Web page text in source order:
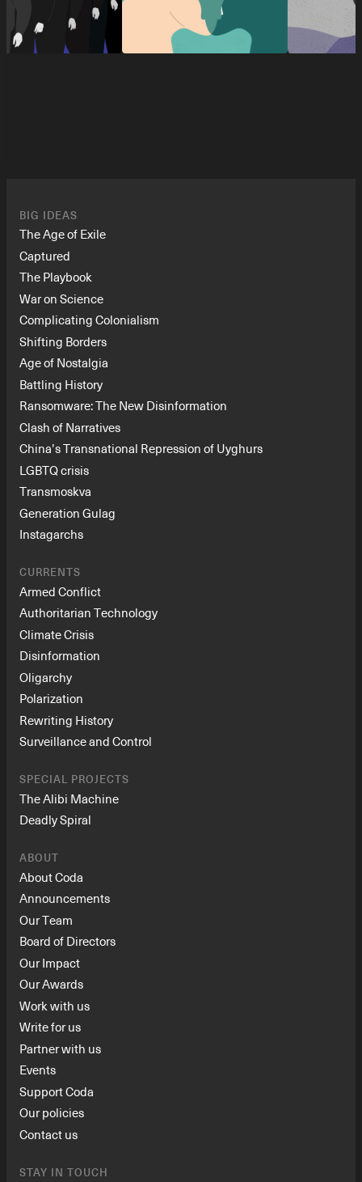
BIG IDEAS
The Age of Exile
Captured
The Playbook
War on Science
Complicating Colonialism
Shifting Borders
Age of Nostalgia
Battling History
Ransomware: The New Disinformation
Clash of Narratives
China’s Transnational Repression of Uyghurs
LGBTQ crisis
Transmoskva
Generation Gulag
Instagarchs
CURRENTS
Armed Conflict
Authoritarian Technology
Climate Crisis
Disinformation
Oligarchy
Polarization
Rewriting History
Surveillance and Control
SPECIAL PROJECTS
The Alibi Machine
Deadly Spiral
ABOUT
About Coda
Announcements
Our Team
Board of Directors
Our Impact
Our Awards
Work with us
Write for us
Partner with us
Events
Support Coda
Our policies
Contact us
STAY IN TOUCH